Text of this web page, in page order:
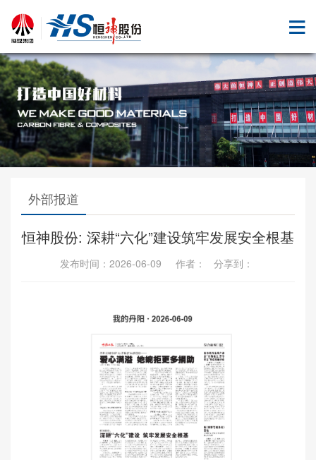
外部报道
恒神股份: 深耕“六化”建设筑牢发展安全根基
发布时间：2026-06-09 作者： 分享到：